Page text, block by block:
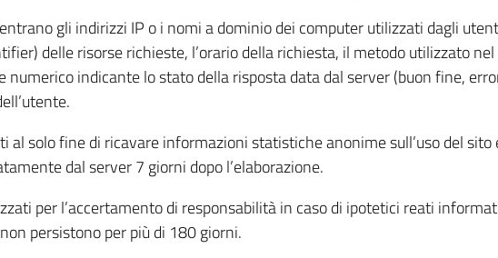
gli indirizzi IP o i nomi a dominio dei computer utilizzati dagli
delle risorse richieste, l’orario della richiesta, il metodo utilizzato
numerico indicante lo stato della risposta data dal server (buon fine,
al solo fine di ricavare informazioni statistiche anonime sull’uso del
dal server 7 giorni dopo l’elaborazione.
per l’accertamento di responsabilità in caso di ipotetici reati
persistono per più di 180 giorni.